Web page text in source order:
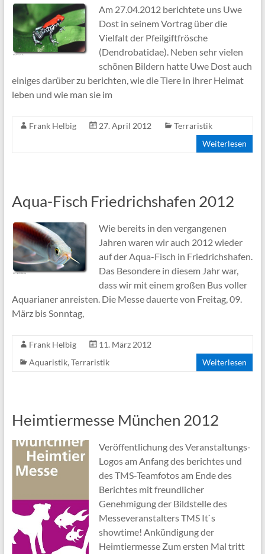
Am 27.04.2012 berichtete uns Uwe
Dost in seinem Vortrag über die
Vielfalt der Pfeilgiftfrösche
(Dendrobatidae). Neben sehr vielen
schönen Bildern hatte Uwe Dost auch
einiges darüber zu berichten, wie die Tiere in ihrer Heimat
leben und wie man sie im
Frank Helbig 27. April 2012
Terraristik
Weiterlesen
Aqua-Fisch Friedrichshafen 2012
Wie bereits in den vergangenen
Jahren waren wir auch 2012 wieder
auf der Aqua-Fisch in Friedrichshafen.
Das Besondere in diesem Jahr war,
dass wir mit einem großen Bus voller
Aquarianer anreisten. Die Messe dauerte von Freitag, 09.
März bis Sonntag,
Frank Helbig
11. März 2012
Aquaristik, Terraristik Weiterlesen
Heimtiermesse München 2012
Veröffentlichung des Veranstaltungs-
Logos am Anfang des berichtes und
des TMS-Teamfotos am Ende des
Berichtes mit freundlicher
Genehmigung der Bildstelle des
Messeveranstalters TMS It`s
showtime! Ankündigung der
Heimtiermesse Zum ersten Mal tritt